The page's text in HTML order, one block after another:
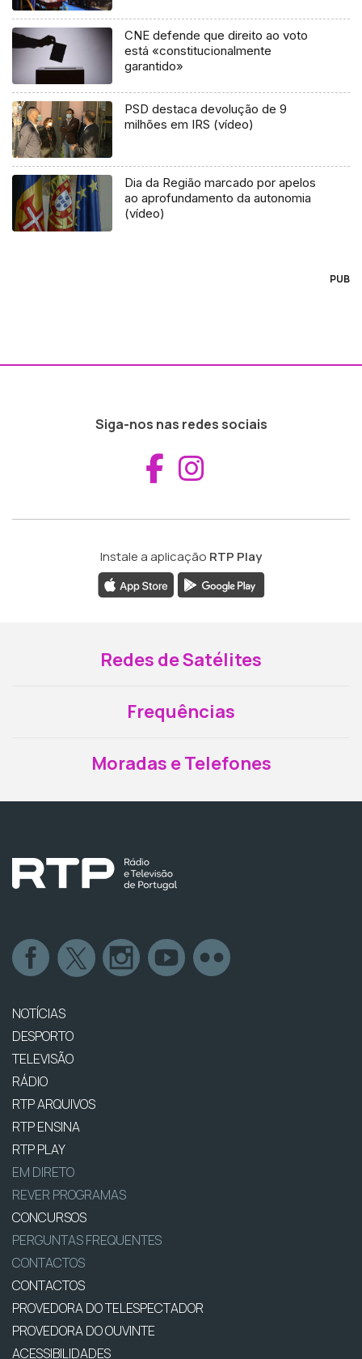
CNE defende que direito ao voto
está «constitucionalmente
garantido»
PSD destaca devolução de 9
milhões em IRS (vídeo)
Dia da Região marcado por apelos
ao aprofundamento da autonomia
(vídeo)
PUB
Siga-nos nas redes sociais
Aceder ao
Instale a aplicação RTP Play
Redes de Satélites
Frequências
Moradas e Telefones
NOTÍCIAS
DESPORTO
TELEVISÃO
RÁDIO
RTP ARQUIVOS
RTP ENSINA
RTP PLAY
EM DIRETO
REVER PROGRAMAS
CONCURSOS
PERGUNTAS FREQUENTES
CONTACTOS
CONTACTOS
PROVEDORA DO TELESPECTADOR
PROVEDORA DO OUVINTE
ACESSIBILIDADES